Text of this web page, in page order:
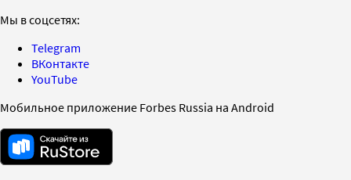
Мы в соцсетях:
Telegram
ВКонтакте
YouTube
Мобильное приложение Forbes Russia на Android